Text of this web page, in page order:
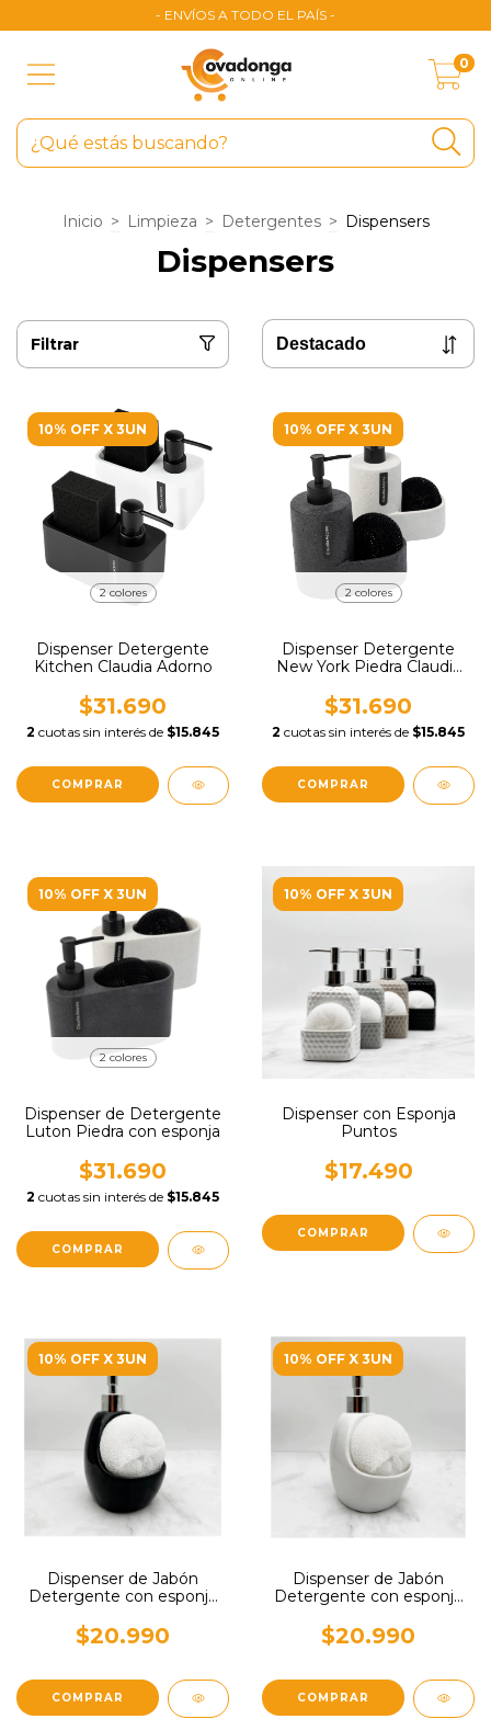
- ENVÍOS A TODO EL PAÍS -
0
Inicio > Limpieza > Detergentes > Dispensers
Dispensers
Filtrar
10% OFF X 3UN
2 colores
Dispenser Detergente
Kitchen Claudia Adorno
$31.690
2 cuotas sin interés de $15.845
COMPRAR
10% OFF X 3UN
2 colores
Dispenser Detergente
New York Piedra Claudia
$31.690
2 cuotas sin interés de $15.845
COMPRAR
10% OFF X 3UN
2 colores
Dispenser de Detergente
Luton Piedra con esponja
$31.690
2 cuotas sin interés de $15.845
COMPRAR
10% OFF X 3UN
Dispenser con Esponja
Puntos
$17.490
10% OFF X 3UN
Dispenser de Jabón
Detergente con esponja
$20.990
10% OFF X 3UN
Dispenser de Jabón
Detergente con esponja
$20.990